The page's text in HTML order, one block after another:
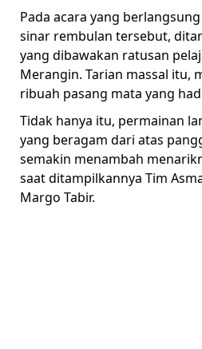
Pada acara yang
sinar rembulan tersebut,
yang dibawakan ratusan
Merangin. Tarian massal itu,
ribuah pasang mata yang
Tidak hanya itu, permainan
yang beragam dari atas
semakin menambah
saat ditampilkannya Tim
Margo Tabir.